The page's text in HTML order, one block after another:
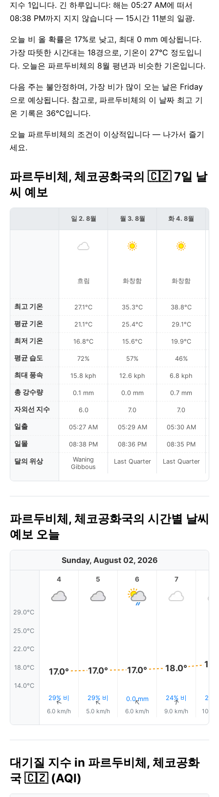
지수 1입니다. 긴 하루입니다: 해는 05:27 AM에 떠서
08:38 PM까지 지지 않습니다 — 15시간 11분의 일광.
오늘 비 올 확률은 17%로 낮고, 최대 0 mm 예상됩니다.
가장 따뜻한 시간대는 18경으로, 기온이 27°C 정도입니
다. 오늘은 파르두비체의 8월 평년과 비슷한 기온입니다.
다음 주는 불안정하며, 가장 비가 많이 오는 날은 Friday
으로 예상됩니다. 참고로, 파르두비체의 이 날짜 최고 기
온 기록은 36°C입니다.
오늘 파르두비체의 조건이 이상적입니다 — 나가서 즐기
세요.
파르두비체, 체코공화국의 🇨🇿 7일 날
씨 예보
최고 기온
평균 기온
최저 기온
평균 습도
최대 풍속
총 강수량
자외선 지수
일출
일몰
달의 위상
일 2. 8월
흐림
27.1°C
21.1°C
16.8°C
72%
15.8 kph
0.1 mm
6.0
05:27 AM
08:38 PM
Waning
Gibbous
월 3. 8월
화창함
35.3°C
25.4°C
15.6°C
57%
12.6 kph
0.0 mm
7.0
05:29 AM
08:36 PM
Last Quarter
화 4. 8월
화창함
38.8°C
29.1°C
19.9°C
46%
6.8 kph
0.7 mm
7.0
05:30 AM
08:35 PM
Last Quarter
파르두비체, 체코공화국의 시간별 날씨
예보 오늘
Sunday, August 02, 2026
29.0°C
25.0°C
22.0°C
18.0°C
14.0°C
4
17.0°
29% 비
↑
6.0 km/h
5
17.0°
29% 비
↑
5.0 km/h
6
17.0°
0.0 mm
↑
6.0 km/h
7
18.0°
24% 비
↑
9.0 km/h 10.0
대기질 지수 in 파르두비체, 체코공화
국 🇨🇿 (AQI)